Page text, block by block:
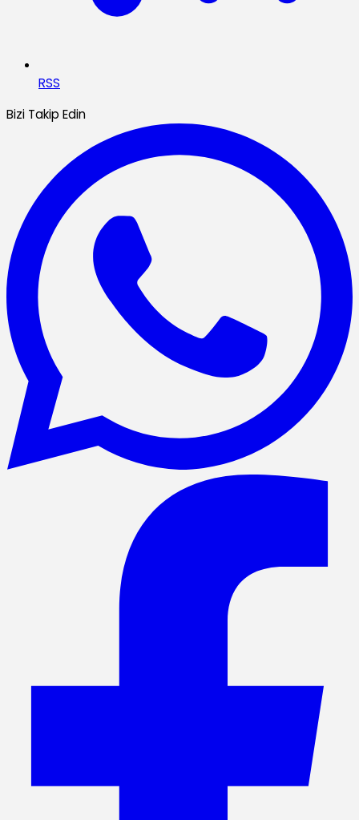
RSS
Bizi Takip Edin